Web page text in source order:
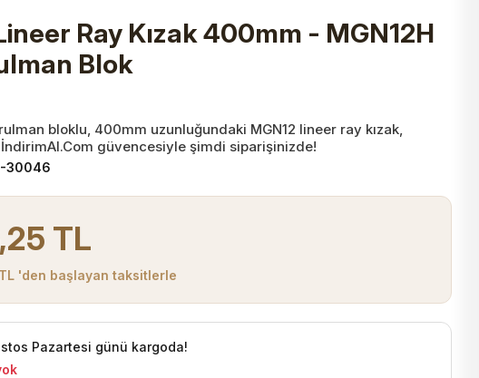
Ray Kızak 400mm - MGN12H
Blok
bloklu, 400mm uzunluğundaki MGN12 lineer ray kızak,
güvencesiyle şimdi siparişinizde!
30046
TL
'den başlayan taksitlerle
Pazartesi günü kargoda!